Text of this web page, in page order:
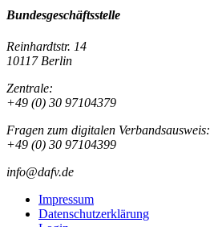
Bundesgeschäftsstelle
Reinhardtstr. 14
10117 Berlin
Zentrale:
+49 (0) 30 97104379
Fragen zum digitalen Verbandsausweis:
+49 (0) 30 97104399
info@dafv.de
Impressum
Datenschutzerklärung